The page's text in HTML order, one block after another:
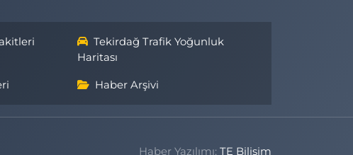
Tekirdağ Trafik Yoğunluk
Haritası
Haber Arşivi
Haber Yazılımı:TE Bilişim